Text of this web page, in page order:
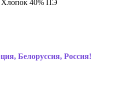
Хлопок 40% ПЭ
Белоруссия, Россия!